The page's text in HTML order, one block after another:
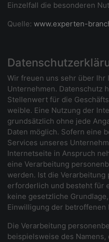
Einzelfall die besonderen
Quelle: www.experten-
Wir freuen uns sehr über Ihr
Unternehmen. Datenschutz
Stellenwert für die
weible. Eine Nutzung der
grundsätzlich ohne jede
Daten möglich. Sofern eine
Services unseres
Internetseite in Anspruch
eine Verarbeitung
werden. Ist die
erforderlich und besteht für
keine gesetzliche
Einwilligung der betroffenen
Die Verarbeitung
beispielsweise des